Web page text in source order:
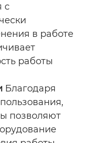
с
в работе
работы
Благодаря
позволяют